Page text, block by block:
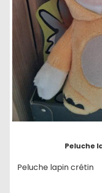
Peluche
Peluche lapin crétin